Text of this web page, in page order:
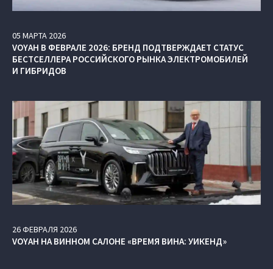
05 МАРТА 2026
VOYAH В ФЕВРАЛЕ 2026: БРЕНД ПОДТВЕРЖДАЕТ СТАТУС
БЕСТСЕЛЛЕРА РОССИЙСКОГО РЫНКА ЭЛЕКТРОМОБИЛЕЙ
И ГИБРИДОВ
26ФЕВРАЛЯ 2026
VOYAH НА ВИННОМ САЛОНЕ «ВРЕМЯ ВИНА: УИКЕНД»